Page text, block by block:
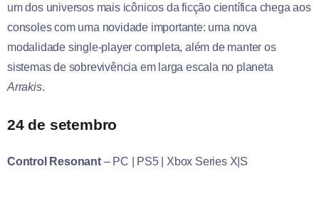
um dos universos mais icônicos da ficção científica chega aos
consoles com uma novidade importante: uma nova
modalidade single-player completa, além de manter os
sistemas de sobrevivência em larga escala no planeta
Arrakis.
24 de setembro
Control Resonant –PC | PS5 | Xbox Series X|S